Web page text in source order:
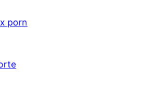
porn